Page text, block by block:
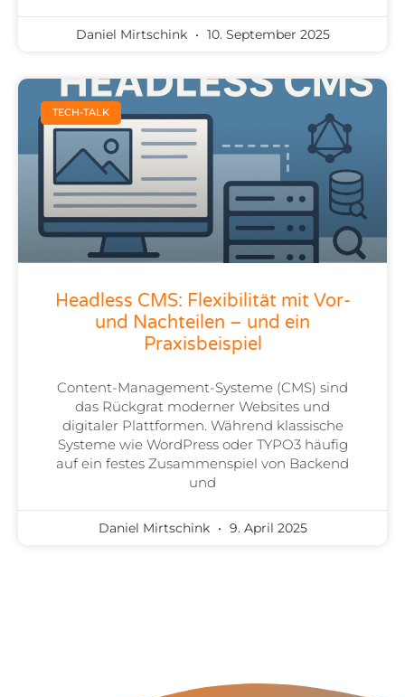
Daniel Mirtschink 10. September 2025
TECH-TALK
Headless CMS: Flexibilität mit Vor-
und Nachteilen – und ein
Praxisbeispiel
Content-Management-Systeme (CMS) sind
das Rückgrat moderner Websites und
digitaler Plattformen. Während klassische
Systeme wie WordPress oder TYPO3 häufig
auf ein festes Zusammenspiel von Backend
und
Daniel Mirtschink 9. April 2025